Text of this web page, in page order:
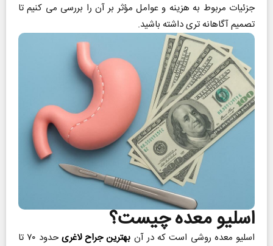
جزئیات مربوط به هزینه و عوامل مؤثر بر آن را بررسی می ‌کنیم تا
تصمیم آگاهانه ‌تری داشته باشید.
اسلیو معده چیست؟
اسلیو معده روشی است که در آن بهترین جراح لاغری
حدود ۷۰ تا